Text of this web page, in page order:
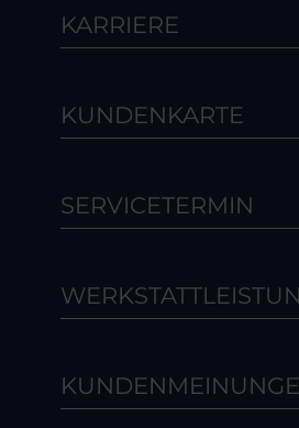
KARRIERE
KUNDENKARTE
SERVICETERMIN